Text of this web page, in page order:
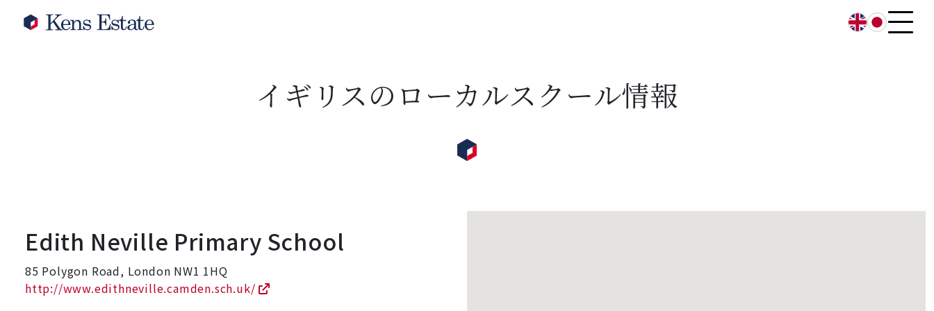
English日本語
イギリスのローカルスクール情報
Edith Neville Primary School
85 Polygon Road, London NW1 1HQ
http://www.edithneville.camden.sch.uk/